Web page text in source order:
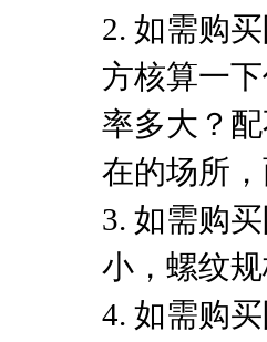
2. 如需购
方核算一
率多大？
在的场所
3. 如需购
小，螺纹
4. 如需购